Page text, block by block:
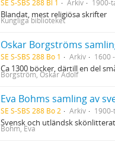
SE S-SBS 288 Bl 1 Arkiv 1900-
Blandat, mest religiösa skrifter
Kungliga biblioteket
Oskar Borgströms
SE S-SBS 288 Bo 1 Arkiv 1600
Ca 1300 böcker, därtill en del
Borgström, Oskar Adolf
Eva Bohms samling av
SE S-SBS 288 Bo 2 Arkiv
Svensk och utländsk
Bohm, Eva